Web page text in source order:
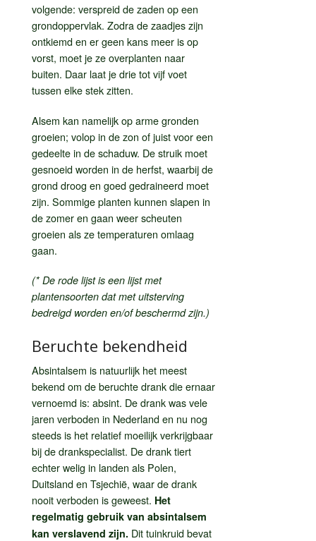
volgende: verspreid de zaden op een
grondoppervlak. Zodra de zaadjes zijn
ontkiemd en er geen kans meer is op
vorst, moet je ze overplanten naar
buiten. Daar laat je drie tot vijf voet
tussen elke stek zitten.
Alsem kan namelijk op arme gronden
groeien; volop in de zon of juist voor een
gedeelte in de schaduw. De struik moet
gesnoeid worden in de herfst, waarbij de
grond droog en goed gedraineerd moet
zijn. Sommige planten kunnen slapen in
de zomer en gaan weer scheuten
groeien als ze temperaturen omlaag
gaan.
(* De rode lijst is een lijst met
plantensoorten dat met uitsterving
bedreigd worden en/of beschermd zijn.)
Beruchte bekendheid
Absintalsem is natuurlijk het meest
bekend om de beruchte drank die ernaar
vernoemd is: absint. De drank was vele
jaren verboden in Nederland en nu nog
steeds is het relatief moeilijk verkrijgbaar
bij de drankspecialist. De drank tiert
echter welig in landen als Polen,
Duitsland en Tsjechië, waar de drank
nooit verboden is geweest. Het
regelmatig gebruik van absintalsem
kan verslavend zijn. Dit tuinkruid bevat